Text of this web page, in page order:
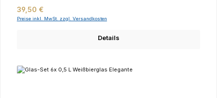
Regulärer Preis:
39,50 €
Preise inkl. MwSt. zzgl. Versandkosten
Details